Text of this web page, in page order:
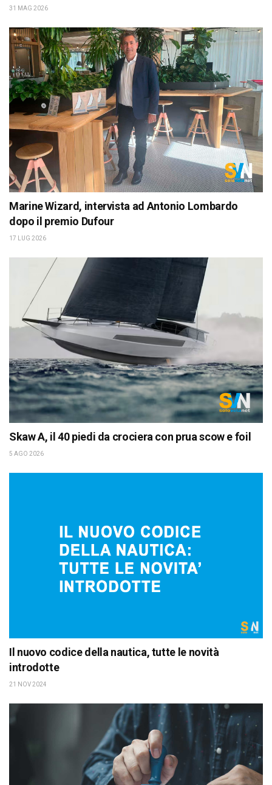
31 MAG 2026
Marine Wizard, intervista ad Antonio Lombardo
dopo il premio Dufour
17 LUG 2026
Skaw A, il 40 piedi da crociera con prua scow e foil
5 AGO 2026
Il nuovo codice della nautica, tutte le novità
introdotte
21 NOV 2024